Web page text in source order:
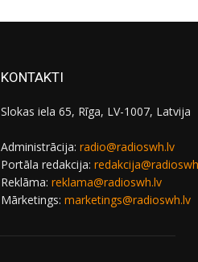
KONTAKTI
Slokas iela 65, Rīga, LV-1007, Latvija
Administrācija: radio@radioswh.lv
Portāla redakcija:
Reklāma: reklama@radioswh.lv
Mārketings: marketings@radioswh.lv